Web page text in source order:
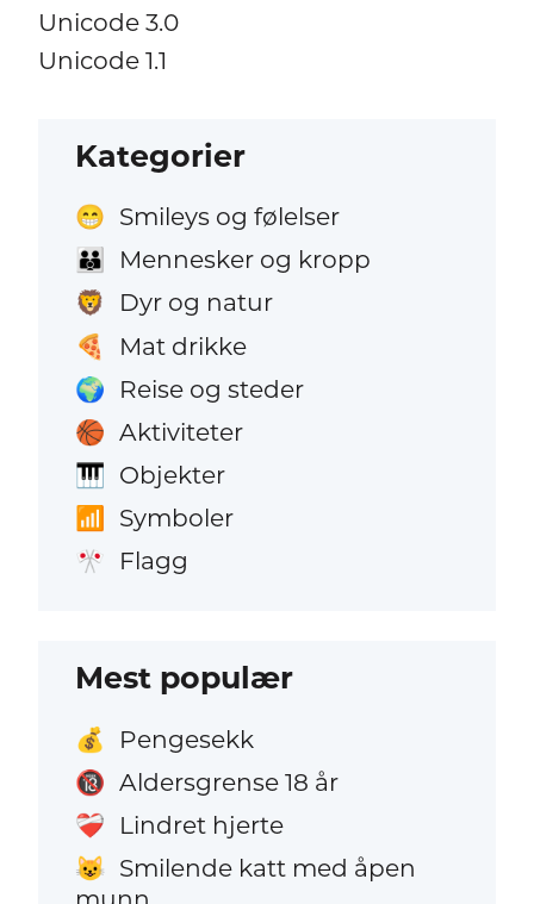
Unicode 3.0
Unicode 1.1
Kategorier
😁 Smileys og følelser
👪 Mennesker og kropp
🦁 Dyr og natur
🍕 Mat drikke
🌍 Reise og steder
🏀 Aktiviteter
🎹 Objekter
📶 Symboler
🎌 Flagg
Mest populær
💰 Pengesekk
🔞 Aldersgrense 18 år
❤️‍🩹 Lindret hjerte
😺 Smilende katt med åpen